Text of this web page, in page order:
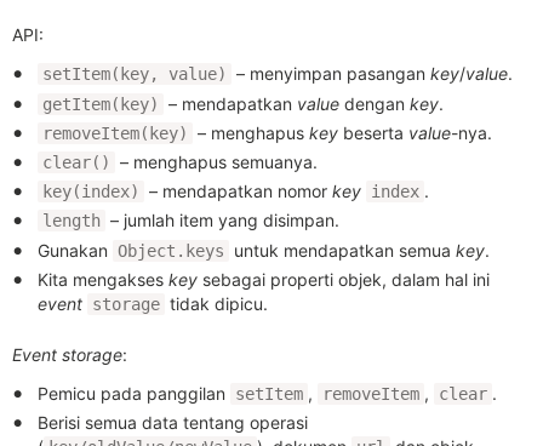
API:
setItem(key, value) – menyimpan pasangan key/value.
getItem(key) – mendapatkan value dengan key.
removeItem(key) – menghapus key beserta value-nya.
clear() – menghapus semuanya.
key(index) – mendapatkan nomor key index .
length – jumlah item yang disimpan.
Gunakan Object.keys untuk mendapatkan semua key.
Kita mengakses key sebagai properti objek, dalam hal ini
event storage tidak dipicu.
Event storage:
Pemicu pada panggilan
setItem , removeItem , clear .
Berisi semua data tentang operasi